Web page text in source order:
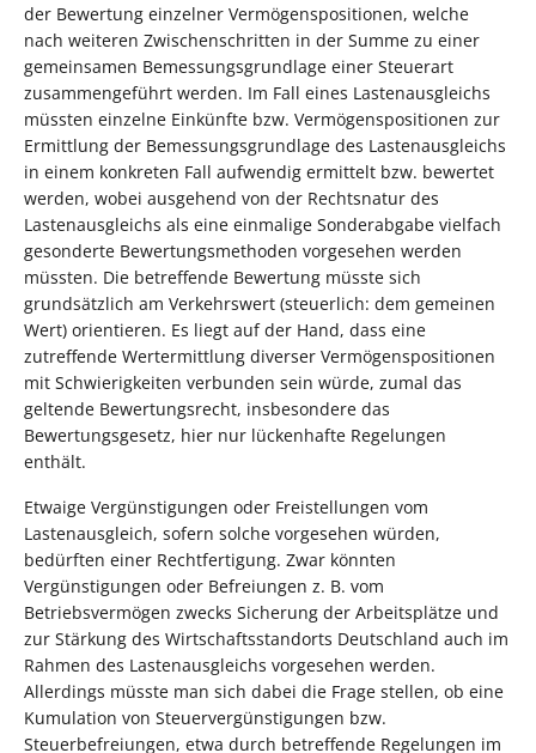
der Bewertung einzelner Vermögenspositionen, welche
nach weiteren Zwischenschritten in der Summe zu einer
gemeinsamen Bemessungsgrundlage einer Steuerart
zusammengeführt werden. Im Fall eines Lastenausgleichs
müssten einzelne Einkünfte bzw. Vermögenspositionen zur
Ermittlung der Bemessungsgrundlage des Lastenausgleichs
in einem konkreten Fall aufwendig ermittelt bzw. bewertet
werden, wobei ausgehend von der Rechtsnatur des
Lastenausgleichs als eine einmalige Sonderabgabe vielfach
gesonderte Bewertungsmethoden vorgesehen werden
müssten. Die betreffende Bewertung müsste sich
grundsätzlich am Verkehrswert (steuerlich: dem gemeinen
Wert) orientieren. Es liegt auf der Hand, dass eine
zutreffende Wertermittlung diverser Vermögenspositionen
mit Schwierigkeiten verbunden sein würde, zumal das
geltende Bewertungsrecht, insbesondere das
Bewertungsgesetz, hier nur lückenhafte Regelungen
enthält.
Etwaige Vergünstigungen oder Freistellungen vom
Lastenausgleich, sofern solche vorgesehen würden,
bedürften einer Rechtfertigung. Zwar könnten
Vergünstigungen oder Befreiungen z. B. vom
Betriebsvermögen zwecks Sicherung der Arbeitsplätze und
zur Stärkung des Wirtschaftsstandorts Deutschland auch im
Rahmen des Lastenausgleichs vorgesehen werden.
Allerdings müsste man sich dabei die Frage stellen, ob eine
Kumulation von Steuervergünstigungen bzw.
Steuerbefreiungen, etwa durch betreffende Regelungen im